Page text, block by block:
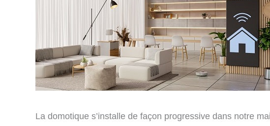
La domotique s’installe de façon progressive dans notre